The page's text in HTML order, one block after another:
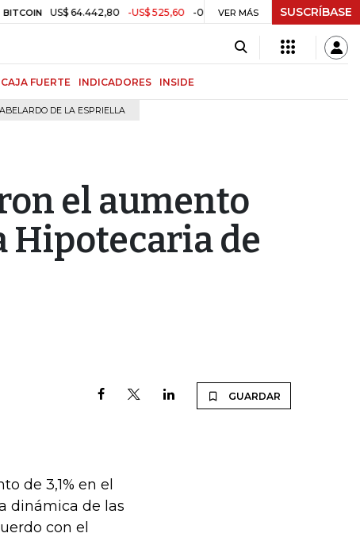
US$ 64.442,80 -US$ 525,60 -0,81% TRM $ 3.157,43 -$ 21,97 -
VER MÁS SUSCRÍBASE
CAJA FUERTE INDICADORES INSIDE
ABELARDO DE LA ESPRIELLA
el aumento
Hipotecaria de
GUARDAR
de 3,1% en el
dinámica de las
con el